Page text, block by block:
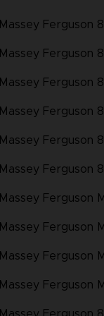
Massey Ferguson
Massey Ferguson
Massey Ferguson
Massey Ferguson
Massey Ferguson
Massey Ferguson
Massey Ferguson
Massey Ferguson
Massey Ferguson
Massey Ferguson